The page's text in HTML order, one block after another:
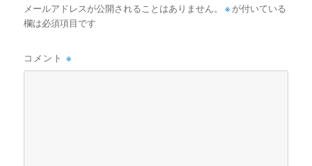
メールアドレスが公開されることはありません。 ※ が付いている
欄は必須項目です
コメント※